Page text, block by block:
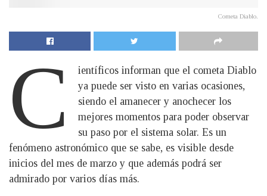
Cometa Diablo.
C
ientíficos informan que el cometa Diablo
ya puede ser visto en varias ocasiones,
siendo el amanecer y anochecer los
mejores momentos para poder observar
su paso por el sistema solar. Es un
fenómeno astronómico que se sabe, es visible desde
inicios del mes de marzo y que además podrá ser
admirado por varios días más.